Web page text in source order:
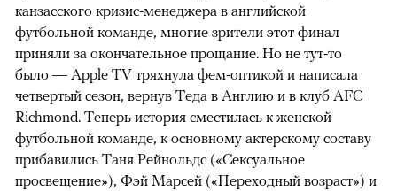
00:00 / 00:00
канзасского кризис-менеджера в английской
футбольной команде, многие зрители этот финал
приняли за окончательное прощание. Но не тут-то
было — Apple TV тряхнула фем-оптикой и написала
четвертый сезон, вернув Теда в Англию и в клуб AFC
Richmond. Теперь история сместилась к женской
футбольной команде, к основному актерскому составу
прибавились Таня Рейнольдс («Сексуальное
просвещение»), Фэй Марсей («Переходный возраст») и